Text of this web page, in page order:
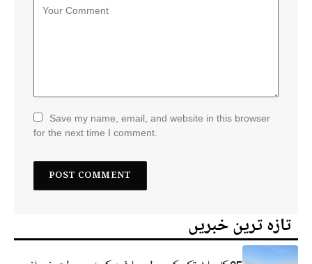
Save my name, email, and website in this browser
for the next time I comment.
تازہ ترین خبریں